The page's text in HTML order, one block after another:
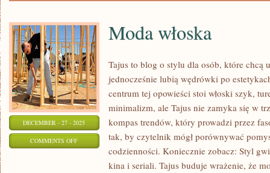
DECEMBER - 27 - 2025
COMMENTS OFFON
Moda włoska
Tajus to blog o stylu dla osób, które chcą
jednocześnie lubią wędrówki po
centrum tej opowieści stoi włoski szyk,
minimalizm, ale Tajus nie zamyka się w
kompas trendów, który prowadzi przez
tak, by czytelnik mógł porównywać
codzienności. Koniecznie zobacz: Styl
kina i seriali. Tajus buduje wrażenie, że